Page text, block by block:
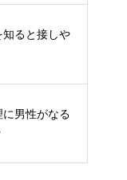
知ると接しや
男性がなる